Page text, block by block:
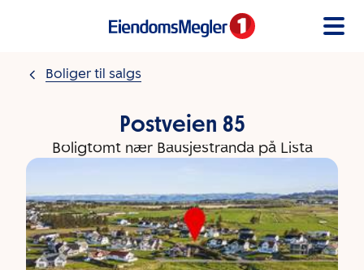
Boliger til salgs
Postveien 85
Boligtomt nær Bausjestranda på Lista